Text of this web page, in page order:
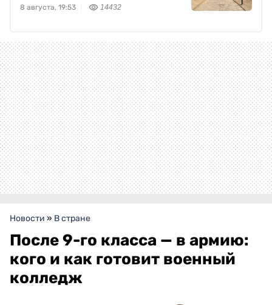
8 августа, 19:53 14432
Новости » В стране
После 9-го класса — в армию:
кого и как готовит военный
колледж